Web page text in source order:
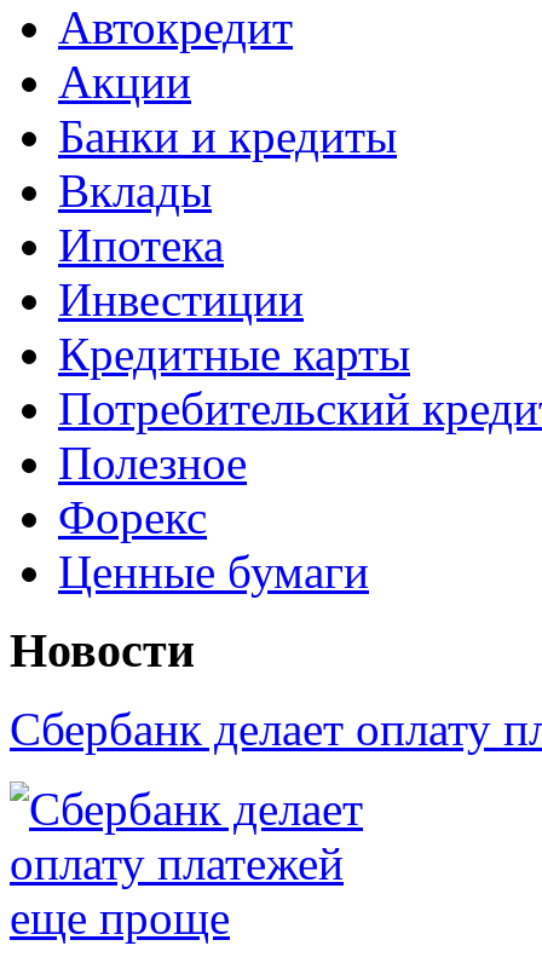
Автокредит
Акции
Банки и кредиты
Вклады
Ипотека
Инвестиции
Кредитные карты
Потребительский
Полезное
Форекс
Ценные бумаги
Новости
Сбербанк делает